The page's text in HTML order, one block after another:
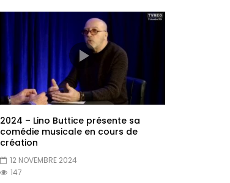
2024 – Lino Buttice présente sa
comédie musicale en cours de
création
12 NOVEMBRE 2024
147